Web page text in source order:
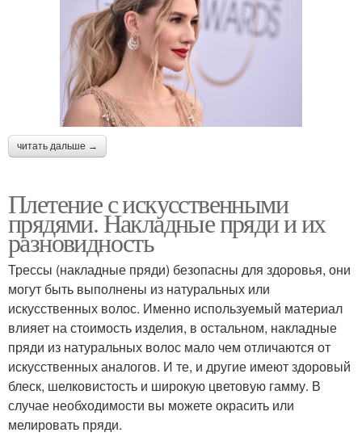
читать дальше →
Плетение с искусственными
прядями. Накладные пряди и их
разновидность
Трессы (накладные пряди) безопасны для здоровья, они
могут быть выполнены из натуральных или
искусственных волос. Именно используемый материал
влияет на стоимость изделия, в остальном, накладные
пряди из натуральных волос мало чем отличаются от
искусственных аналогов. И те, и другие имеют здоровый
блеск, шелковистость и широкую цветовую гамму. В
случае необходимости вы можете окрасить или
мелировать пряди.